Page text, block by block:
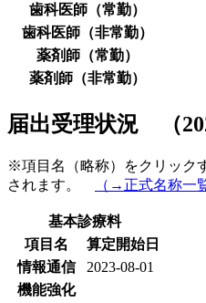
歯科医師（常勤）
歯科医師（非常勤）
薬剤師（常勤）
薬剤師（非常勤）
届出受理状況 （
※項目名（略称）をクリック
されます。
（→正式名称一
基本診療料
項目名
算定開始日
情報通信
2023-08-01
機能強化